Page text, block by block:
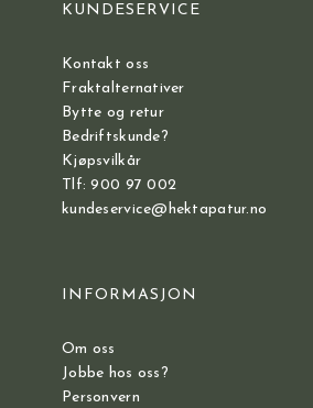
KUNDESERVICE
Kontakt oss
Fraktalternativer
Bytte og retur
Bedriftskunde?
Kjøpsvilkår
Tlf: 900 97 002
kundeservice@hektapatur.no
INFORMASJON
Om oss
Jobbe hos oss?
Personvern